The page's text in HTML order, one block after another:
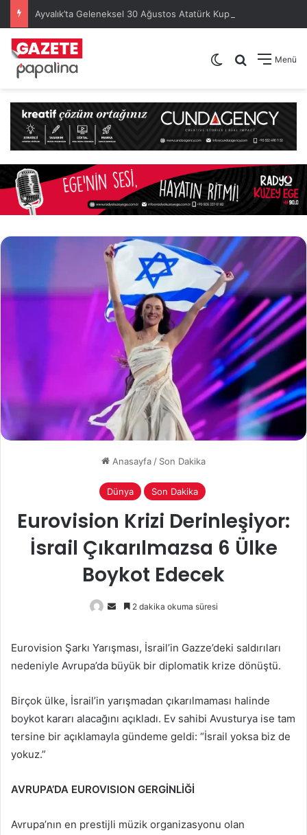
Menü
Arama yap
Dış görünümü
Anasayfa/ Son Dakika
Dünya Son Dakika
Eurovision Krizi Derinleşiyor:
İsrail Çıkarılmazsa 6 Ülke
Boykot Edecek
Bir
göndermek
2 dakika okuma süresi
Eurovision Şarkı Yarışması, İsrail’in Gazze’deki saldırıları
nedeniyle Avrupa’da büyük bir diplomatik krize dönüştü.
Birçok ülke, İsrail’in yarışmadan çıkarılmaması halinde
boykot kararı alacağını açıkladı. Ev sahibi Avusturya ise tam
tersine bir açıklamayla gündeme geldi: “İsrail yoksa biz de
yokuz.”
AVRUPA’DA EUROVISION GERGİNLİĞİ
Avrupa’nın en prestijli müzik organizasyonu olan